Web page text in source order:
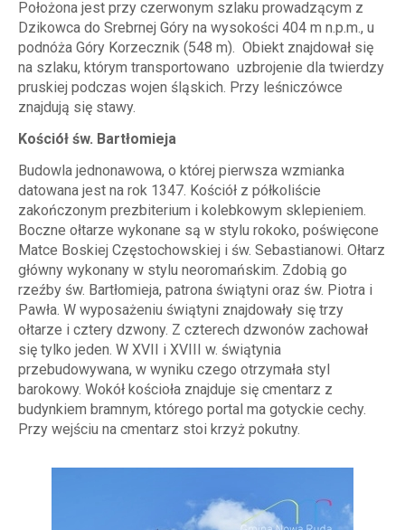
Położona jest przy czerwonym szlaku prowadzącym z
Dzikowca do Srebrnej Góry na wysokości 404 m n.p.m., u
podnóża Góry Korzecznik (548 m). Obiekt znajdował się
na szlaku, którym transportowano uzbrojenie dla twierdzy
pruskiej podczas wojen śląskich. Przy leśniczówce
znajdują się stawy.
Kościół św. Bartłomieja
Budowla jednonawowa, o której pierwsza wzmianka
datowana jest na rok 1347. Kościół z półkoliście
zakończonym prezbiterium i kolebkowym sklepieniem.
Boczne ołtarze wykonane są w stylu rokoko, poświęcone
Matce Boskiej Częstochowskiej i św. Sebastianowi. Ołtarz
główny wykonany w stylu neoromańskim. Zdobią go
rzeźby św. Bartłomieja, patrona świątyni oraz św. Piotra i
Pawła. W wyposażeniu świątyni znajdowały się trzy
ołtarze i cztery dzwony. Z czterech dzwonów zachował
się tylko jeden. W XVII i XVIII w. świątynia
przebudowywana, w wyniku czego otrzymała styl
barokowy. Wokół kościoła znajduje się cmentarz z
budynkiem bramnym, którego portal ma gotyckie cechy.
Przy wejściu na cmentarz stoi krzyż pokutny.